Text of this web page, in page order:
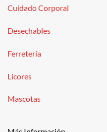
Cuidado Corporal
Desechables
Ferretería
Licores
Mascotas